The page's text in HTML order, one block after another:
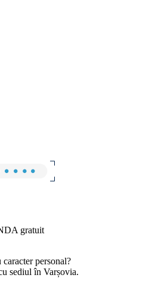
gratuit
personal?
sediul în Varșovia.